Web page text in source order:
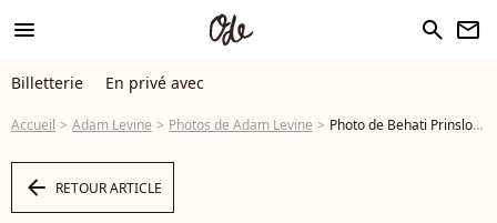
menu search newsletter
Billetterie En privé avec
Accueil Adam Levine Photos de Adam Levine Photo de Behati Prinsloo. Septembre 2016. - Photo
arrow_left RETOUR ARTICLE